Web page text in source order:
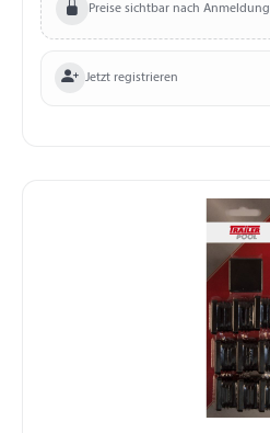
Preise sichtbar nach Anmeldung
Jetzt registrieren